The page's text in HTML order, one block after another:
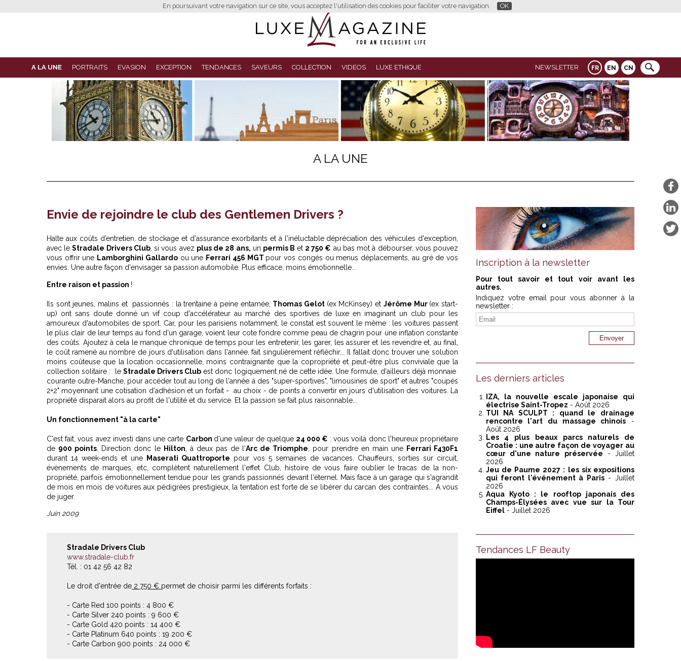
En poursuivant votre navigation sur ce site, vous acceptez l'utilisation des cookies pour faciliter votre navigation. OK
FR EN CN
A LA UNE PORTRAITS EVASION EXCEPTION TENDANCES SAVEURS COLLECTION VIDEOS LUXE ETHIQUE NEWSLETTER
A LA UNE
Envie de rejoindre le club des Gentlemen Drivers ?
Halte aux coûts d’entretien, de stockage et d'assurance exorbitants et à l'inéluctable dépréciation des véhicules d'exception,
avec leStradale Drivers Club, si vous avez plus de 28 ans, un permis B et 2 750 € au bas mot à débourser, vous pouvez
vous offrir une Lamborghini Gallardoou une Ferrari 456 MGT pour vos congés ou menus déplacements, au gré de vos
envies. Une autre façon d'envisager sa passion automobile. Plus efficace, moins émotionnelle...
Entre raison et passion !
Ils sont jeunes, malins et passionnés : la trentaine à peine entamée, Thomas Gelot (ex McKinsey) et Jérôme Mur (ex start-
up) ont sans doute donné un vif coup d'accélérateur au marché des sportives de luxe en imaginant un club pour les
amoureux d'automobiles de sport. Car, pour les parisiens notamment, le constat est souvent le même : les voitures passent
le plus clair de leur temps au fond d'un garage, voient leur cote fondre comme peau de chagrin pour une inflation constante
des coûts. Ajoutez à cela le manque chronique de temps pour les entretenir, les garer, les assurer et les revendre et, au final,
le coût ramené au nombre de jours d'utilisation dans l'année, fait singulièrement réfléchir... Il fallait donc trouver une solution
moins coûteuse que la location occasionnelle, moins contraignante que la copropriété et peut-être plus conviviale que la
collection solitaire : le Stradale Drivers Club est donc logiquement né de cette idée. Une formule, d'ailleurs déjà monnaie
courante outre-Manche, pour accéder tout au long de l'année à des "super-sportives", "limousines de sport" et autres "coupés
2+2" moyennant une cotisation d'adhésion et un forfait - au choix - de points à convertir en jours d'utilisation des voitures. La
propriété disparait alors au profit de l'utilité et du service. Et la passion se fait plus raisonnable...
Un fonctionnement "à la carte"
C'est fait, vous avez investi dans une carte Carbon d'une valeur de quelque 24 000 € : vous voilà donc l'heureux propriétaire
de 900 points . Direction donc le Hilton , à deux pas de l'Arc de Triomphe , pour prendre en main une Ferrari F430F1
durant 14 week-ends et une
Maserati Quattroporte pour vos 5 semaines de vacances. Chauffeurs, sorties sur circuit,
évènements de marques, etc, complètent naturellement l'effet Club, histoire de vous faire oublier le tracas de la non-
propriété, parfois émotionnellement tendue pour les grands passionnés devant l'éternel. Mais face à un garage qui s'agrandit
de mois en mois de voitures aux pédigrées prestigieux, la tentation est forte de se libérer du carcan des contraintes... A vous
de juger.
Juin 2009
Stradale Drivers Club
www.stradale-club.fr
Tél. : 01 42 56 42 82
Le droit d'entrée de 2 750 € permet de choisir parmi les différents forfaits :
- Carte Red 100 points : 4 800 €
- Carte Silver 240 points : 9 600 €
- Carte Gold 420 points : 14 400 €
- Carte Platinum 640 points : 19 200 €
- Carte Carbon 900 points : 24 000 €
Inscription à la newsletter
Pour tout savoir et tout voir avant les
autres.
Indiquez votre email pour vous abonner à la
newsletter :
Les derniers articles
IZA, la nouvelle escale japonaise qui
électrise Saint-Tropez - Août 2026
TUI NA SCULPT : quand le drainage
rencontre l'art du massage chinois -
Août 2026
Les 4 plus beaux parcs naturels de
Croatie : une autre façon de voyager au
cœur d'une nature préservée - Juillet
2026
Jeu de Paume 2027 : les six expositions
qui feront l'événement à Paris- Juillet
2026
Aqua Kyoto : le rooftop japonais des
Champs-Élysées avec vue sur la Tour
Eiffel- Juillet 2026
Tendances LF Beauty